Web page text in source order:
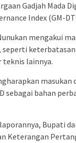
Gadjah Mada
Index (GM-
mengakui
keterbatasan
lainnya.
masukan
sebagai bahan
Bupati
Keterangan